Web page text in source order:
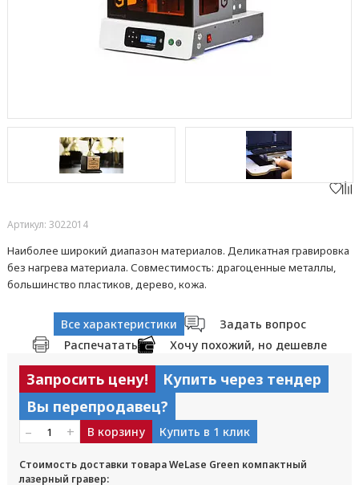
Артикул: 3022014
Наиболее широкий диапазон материалов. Деликатная гравировка
без нагрева материала. Совместимость: драгоценные металлы,
большинство пластиков, дерево, кожа.
Все характеристики
Задать вопрос
Распечатать
Хочу похожий, но дешевле
Запросить цену!
Купить через тендер
Вы перепродавец?
– + В корзину Купить в 1 клик
Стоимость доставки товара WeLase Green компактный
лазерный гравер: